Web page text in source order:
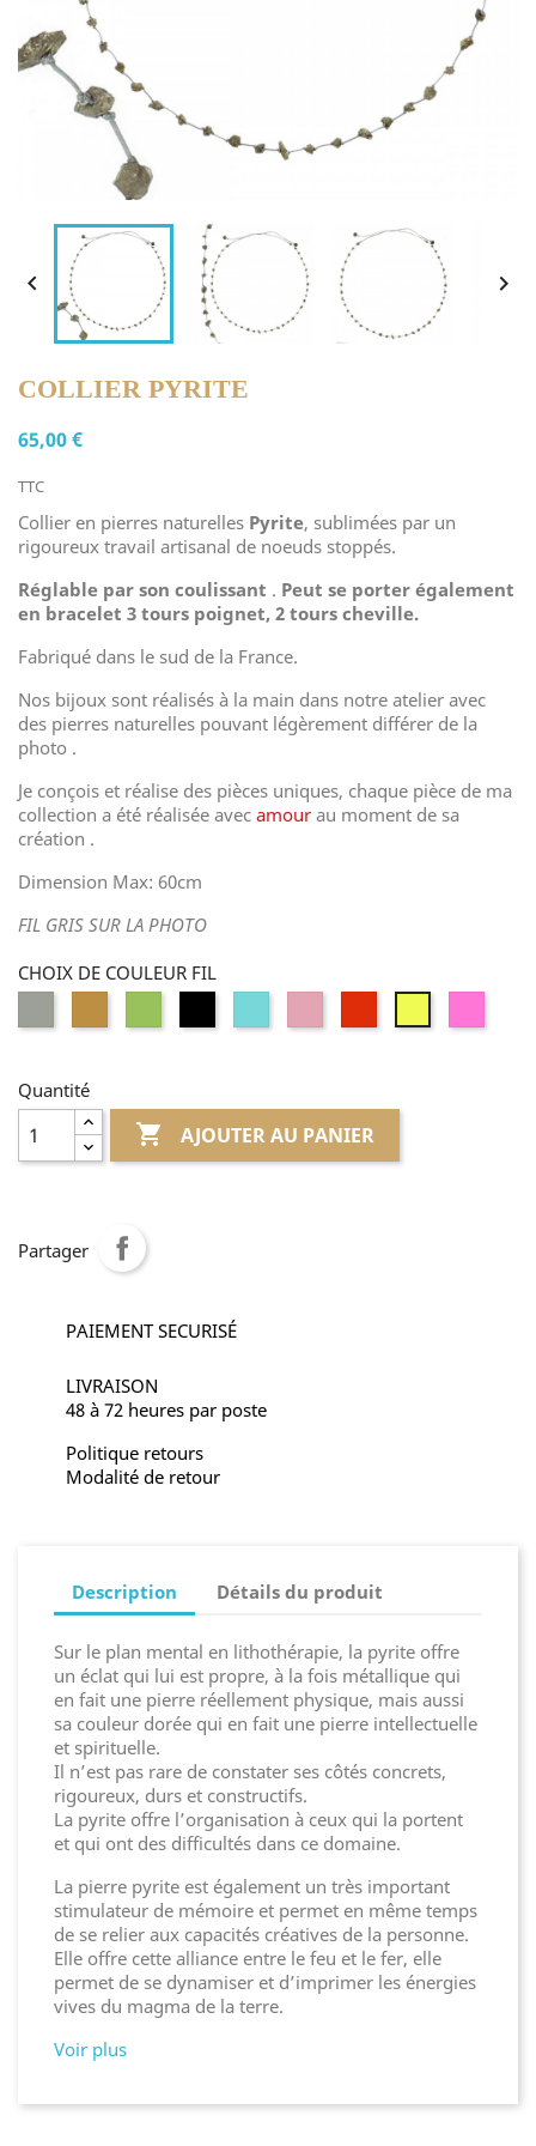
 
COLLIER PYRITE
65,00 €
TTC
Collier en pierres naturelles Pyrite, sublimées par un
rigoureux travail artisanal de noeuds stoppés.
Réglable par son coulissant . Peut se porter également
en bracelet 3 tours poignet, 2 tours cheville.
Fabriqué dans le sud de la France.
Nos bijoux sont réalisés à la main dans notre atelier avec
des pierres naturelles pouvant légèrement différer de la
photo .
Je conçois et réalise des pièces uniques, chaque pièce de ma
collection a été réalisée avec amour au moment de sa
création .
Dimension Max: 60cm
FIL GRIS SUR LA PHOTO
CHOIX DE COULEUR FIL
POUDRÉ
FLUO FLUO
Quantité
 AJOUTER AU PANIER
Partager
PAIEMENT SECURISÉ
LIVRAISON
48 à 72 heures par poste
Politique retours
Modalité de retour
Description Détails du produit
Sur le plan mental en lithothérapie, la pyrite offre
un éclat qui lui est propre, à la fois métallique qui
en fait une pierre réellement physique, mais aussi
sa couleur dorée qui en fait une pierre intellectuelle
et spirituelle.
Il n’est pas rare de constater ses côtés concrets,
rigoureux, durs et constructifs.
La pyrite offre l’organisation à ceux qui la portent
et qui ont des difficultés dans ce domaine.
La pierre pyrite est également un très important
stimulateur de mémoire et permet en même temps
de se relier aux capacités créatives de la personne.
Elle offre cette alliance entre le feu et le fer, elle
permet de se dynamiser et d’imprimer les énergies
vives du magma de la terre.
Voir plus